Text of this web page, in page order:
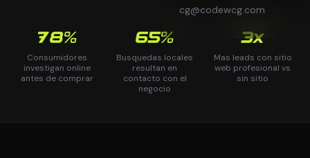
cg@codewcg.com
78%
Consumidores
investigan online
antes de comprar
65%
Busquedas locales
resultan en
contacto con el
negocio
3x
Mas leads con sitio
web profesional vs
sin sitio